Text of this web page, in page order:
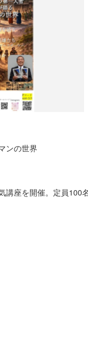
ンの世界
座を開催。定員100